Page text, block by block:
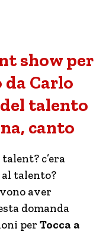
show per
Carlo
talento
canto
c’era
al talento?
aver
domanda
per Tocca a